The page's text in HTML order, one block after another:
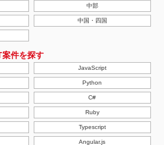
中部
中国・四国
案件を探す
JavaScript
Python
C#
Ruby
Typescript
Angular.js